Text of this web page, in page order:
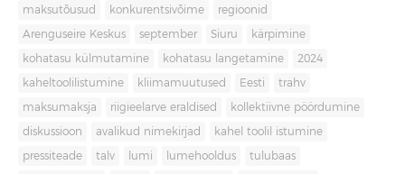
maksutõusud konkurentsivõime regioonid
Arenguseire Keskus september Siuru kärpimine
kohatasu külmutamine kohatasu langetamine 2024
kaheltoolilistumine kliimamuutused Eesti trahv
maksumaksja riigieelarve eraldised kollektiivne pöördumine
diskussioon avalikud nimekirjad kahel toolil istumine
pressiteade talv lumi lumehooldus tulubaas